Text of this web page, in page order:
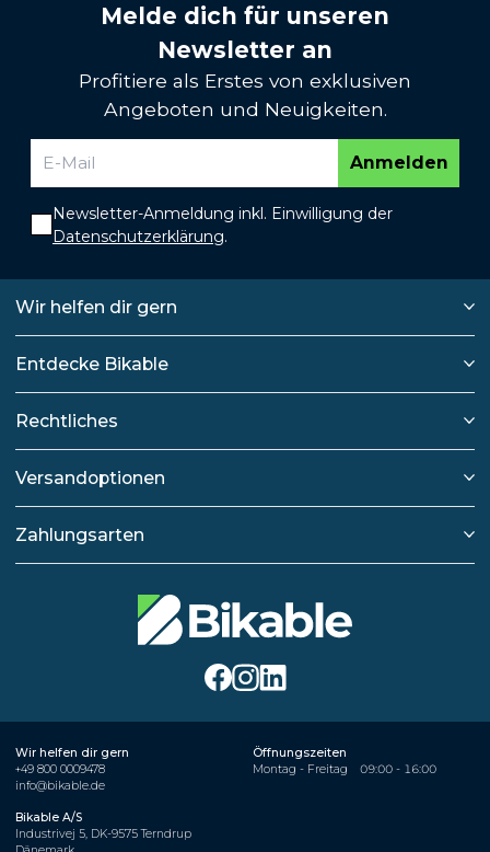
Melde dich für unseren
Newsletter an
Profitiere als Erstes von exklusiven
Angeboten und Neuigkeiten.
Anmelden
Newsletter-Anmeldung inkl. Einwilligung der
Datenschutzerklärung.
Wir helfen dir gern
Entdecke Bikable
Rechtliches
Versandoptionen
Zahlungsarten
Wir helfen dir gern
+49 800 0009478
info@bikable.de
Öffnungszeiten
Montag - Freitag
09:00 - 16:00
Bikable A/S
Industrivej 5, DK-9575 Terndrup